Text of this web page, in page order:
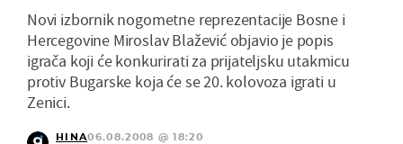
Novi izbornik nogometne reprezentacije Bosne i
Hercegovine Miroslav Blažević objavio je popis
igrača koji će konkurirati za prijateljsku utakmicu
protiv Bugarske koja će se 20. kolovoza igrati u
Zenici.
HINA06.08.2008 @ 18:20